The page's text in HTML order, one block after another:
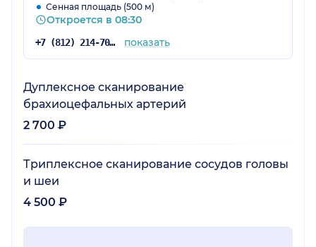
Сенная площадь (500 м)
Откроется в 08:30
+7 (812) 214-70-82 показать
Дуплексное сканирование
брахиоцефальных артерий
2 700 ₽
Триплексное сканирование сосудов головы
и шеи
4 500 ₽